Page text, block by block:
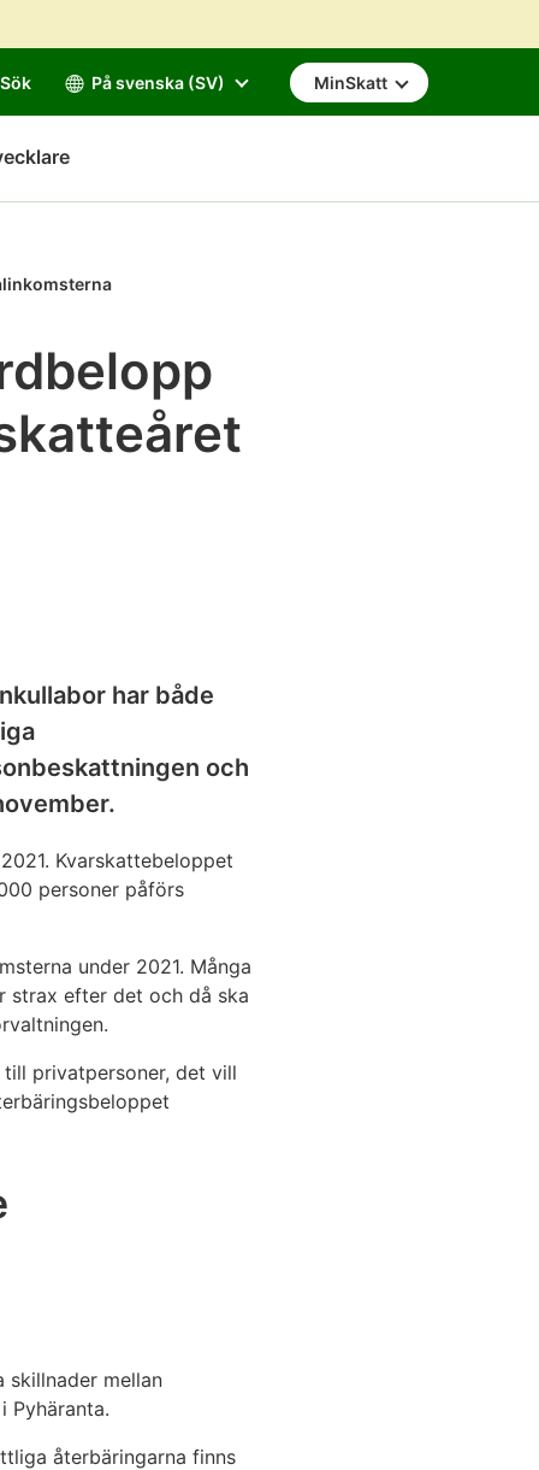
Sök På svenska (SV) MinSkatt
har både
och
Kvarskattebeloppet
personer påförs
under 2021. Många
strax efter det och då ska
privatpersoner, det vill
skillnader mellan
Pyhäranta.
återbäringarna finns